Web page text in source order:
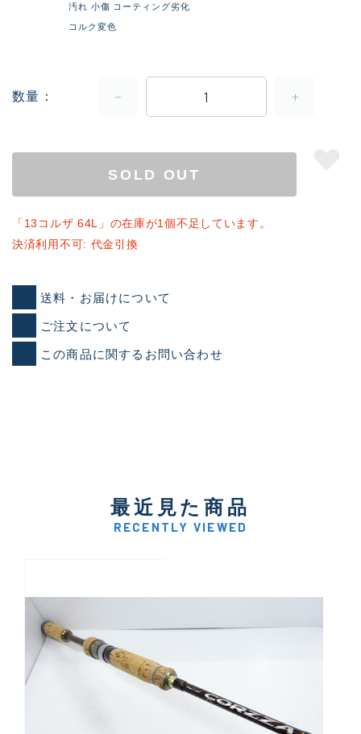
汚れ 小傷 コーティング劣化
コルク変色
数量
SOLD OUT
「13コルザ 64L」の在庫が1個不足しています。
決済利用不可: 代金引換
送料・お届けについて
ご注文について
この商品に関するお問い合わせ
最近見た商品
RECENTLY VIEWED